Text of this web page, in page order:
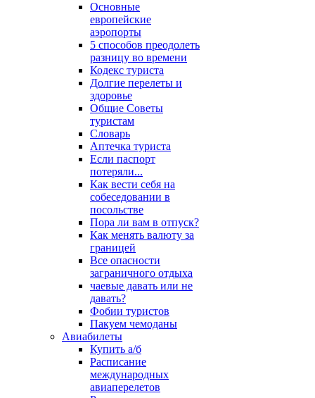
Основные
европейские
аэропорты
5 способов преодолеть
разницу во времени
Кодекс туриста
Долгие перелеты и
здоровье
Общие Советы
туристам
Словарь
Аптечка туриста
Если паспорт
потеряли...
Как вести себя на
собеседовании в
посольстве
Пора ли вам в отпуск?
Как менять валюту за
границей
Все опасности
заграничного отдыха
чаевые давать или не
давать?
Фобии туристов
Пакуем чемоданы
Авиабилеты
Купить а/б
Расписание
международных
авиаперелетов